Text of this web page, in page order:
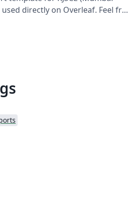
directly on Overleaf. Feel free
template.